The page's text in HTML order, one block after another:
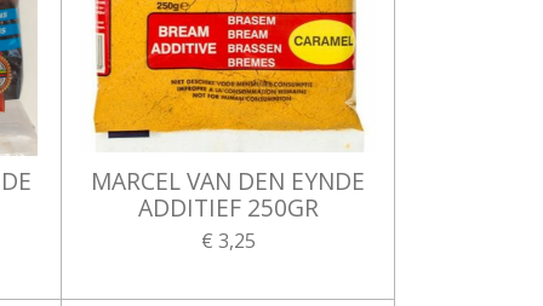
MARCEL VAN DEN EYNDE
ADDITIEF 250GR
€ 3,25